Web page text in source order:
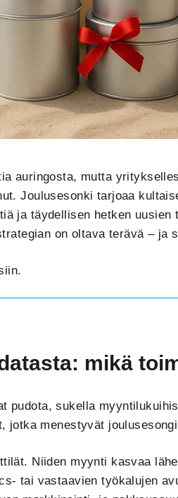
auringosta, mutta
Joulusesonki tarjoaa
ja täydellisen hetken uusien
on oltava terävä – ja
mikä
pudota, sukella
jotka menestyvät
Niiden myynti kasvaa
tai vastaavien työkalujen